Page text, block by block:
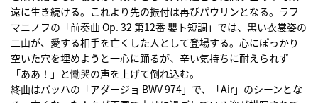
遠に生き続ける。これより先の振付は再びパウリンとなる。ラフ
マニノフの「前奏曲 Op. 32 第12番 嬰ト短調」では、黒い衣裳姿の
二山が、愛する相手を亡くした人として登場する。心にぽっかり
空いた穴を埋めようと一心に踊るが、辛い気持ちに耐えられず
「ああ！」と慟哭の声を上げて倒れ込む。
終曲はバッハの「アダージョ BWV 974」で、「Air」のシーンとな